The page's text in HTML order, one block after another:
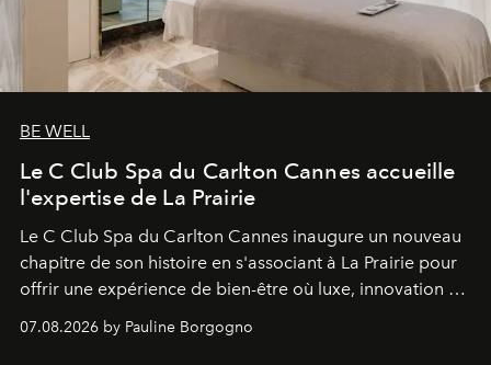
BE WELL
Le C Club Spa du Carlton Cannes accueille
l'expertise de La Prairie
Le C Club Spa du Carlton Cannes inaugure un nouveau
chapitre de son histoire en s'associant à La Prairie pour
offrir une expérience de bien-être où luxe, innovation et
07.08.2026 by Pauline Borgogno